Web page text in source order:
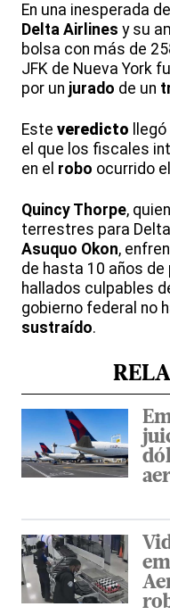
En una inesperada
Delta Airlines y su
bolsa con más de
JFK de Nueva York
por un jurado de un
Este veredicto
el que los fiscales
en el robo ocurrido
Quincy Thorpe,
terrestres para
Asuquo Okon,
de hasta 10 años de
hallados culpables
gobierno federal no
sustraído.